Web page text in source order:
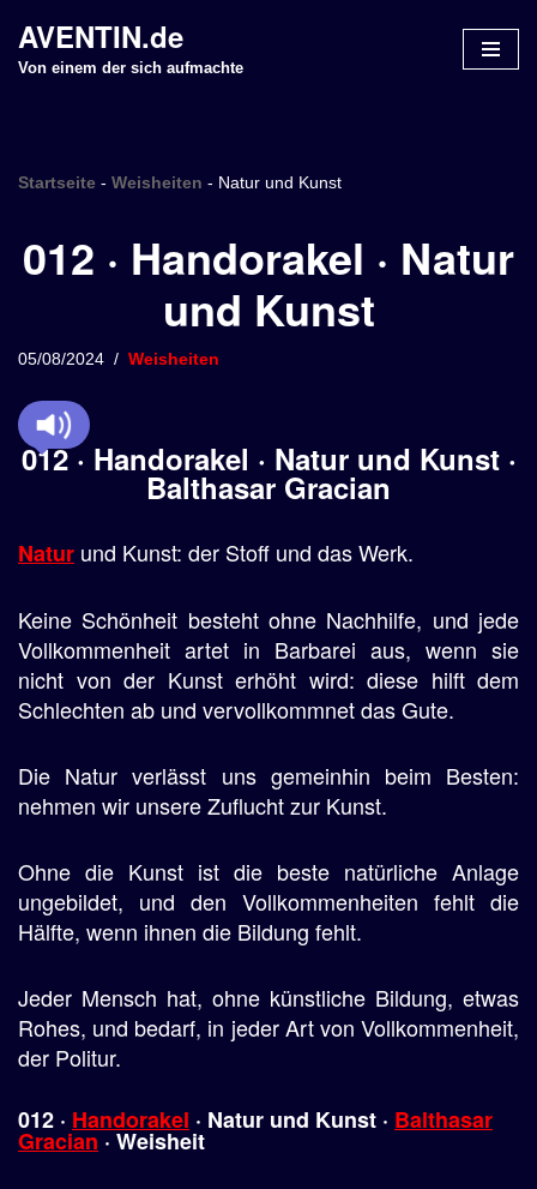
Z
n
p
i
n
g
AVENTIN.de
Von einem der sich aufmachte
Startseite - Weisheiten - Natur und Kunst
012 · Handorakel · Natur
und Kunst
05/08/2024 Weisheiten
012 · Handorakel · Natur und Kunst ·
Balthasar Gracian
Natur und Kunst: der Stoff und das Werk.
Keine Schönheit besteht ohne Nachhilfe, und jede
Vollkommenheit artet in Barbarei aus, wenn sie
nicht von der Kunst erhöht wird: diese hilft dem
Schlechten ab und vervollkommnet das Gute.
Die Natur verlässt uns gemeinhin beim Besten:
nehmen wir unsere Zuflucht zur Kunst.
Ohne die Kunst ist die beste natürliche Anlage
ungebildet, und den Vollkommenheiten fehlt die
Hälfte, wenn ihnen die Bildung fehlt.
Jeder Mensch hat, ohne künstliche Bildung, etwas
Rohes, und bedarf, in jeder Art von Vollkommenheit,
der Politur.
012 · Handorakel · Natur und Kunst · Balthasar
Gracian·Weisheit